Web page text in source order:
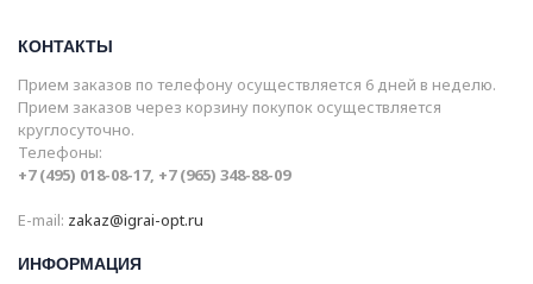
КОНТАКТЫ
Прием заказов по телефону осуществляется 6 дней в неделю.
Прием заказов через корзину покупок осуществляется
круглосуточно.
Телефоны:
+7 (495) 018-08-17, +7 (965) 348-88-09
E-mail: zakaz@igrai-opt.ru
ИНФОРМАЦИЯ